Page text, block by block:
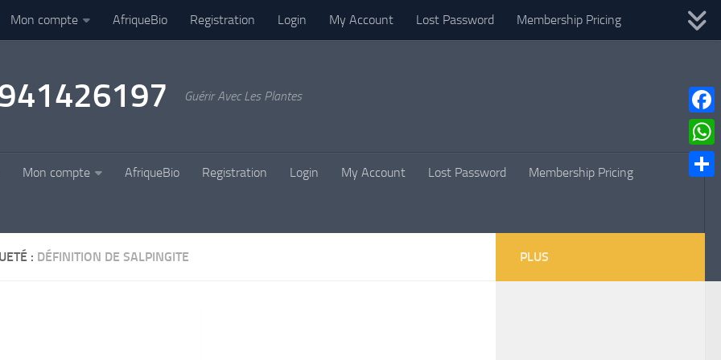
Mon compte AfriqueBio Registration Login My Account Lost Password Membership Pricing
Guérir Avec Les Plantes
Mon compte AfriqueBio Registration Login My Account Lost Password Membership Pricing
: DÉFINITION DE SALPINGITE PLUS